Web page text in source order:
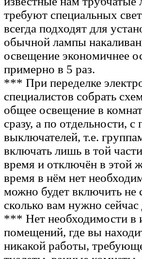
требуют специальных
всегда подходят для
обычной лампы
освещение экономичнее
примерно в 5 раз.
*** При переделке
специалистов собрать
общее освещение в
сразу, а по отдельности,
выключателей, т.е.
включать лишь в той
время и отключён в этой
время в нём нет
можно будет включить не
сколько вам нужно
*** Нет необходимости в
помещений, где вы
никакой работы,